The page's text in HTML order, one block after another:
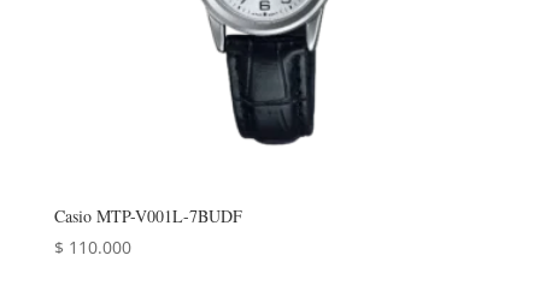
Casio MTP-V001L-7BUDF
$ 110.000